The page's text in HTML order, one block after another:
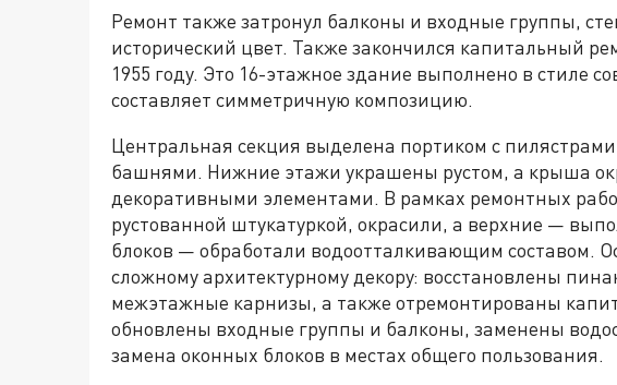
Ремонт также затронул балконы и входные группы,
исторический цвет. Также закончился капитальный
1955 году. Это 16-этажное здание выполнено в стиле
составляет симметричную композицию.
Центральная секция выделена портиком с
башнями. Нижние этажи украшены рустом, а крыша
декоративными элементами. В рамках ремонтных
рустованной штукатуркой, окрасили, а верхние —
блоков — обработали водоотталкивающим составом.
сложному архитектурному декору: восстановлены
межэтажные карнизы, а также отремонтированы
обновлены входные группы и балконы, заменены
замена оконных блоков в местах общего пользования.